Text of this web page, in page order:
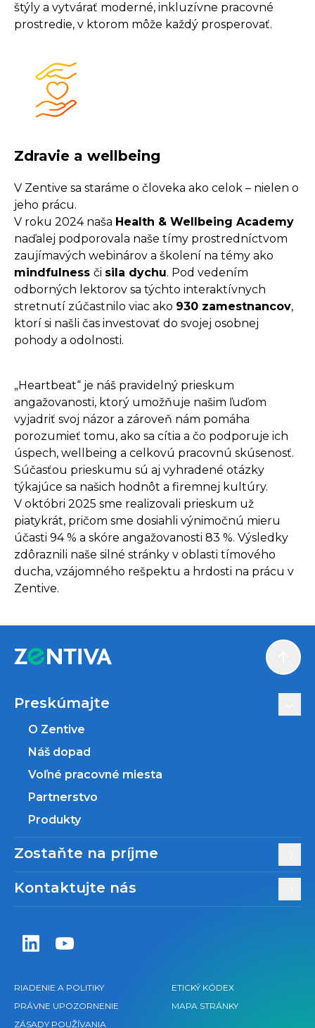
štýly a vytvárať moderné, inkluzívne pracovné
prostredie, v ktorom môže každý prosperovať.
Zdravie a wellbeing
V Zentive sa staráme o človeka ako celok – nielen o
jeho prácu.
V roku 2024 naša Health & Wellbeing Academy
naďalej podporovala naše tímy prostredníctvom
zaujímavých webinárov a školení na témy ako
mindfulness či sila dychu. Pod vedením
odborných lektorov sa týchto interaktívnych
stretnutí zúčastnilo viac ako 930 zamestnancov,
ktorí si našli čas investovať do svojej osobnej
pohody a odolnosti.
„Heartbeat“ je náš pravidelný prieskum
angažovanosti, ktorý umožňuje našim ľuďom
vyjadriť svoj názor a zároveň nám pomáha
porozumieť tomu, ako sa cítia a čo podporuje ich
úspech, wellbeing a celkovú pracovnú skúsenosť.
Súčasťou prieskumu sú aj vyhradené otázky
týkajúce sa našich hodnôt a firemnej kultúry.
V októbri 2025 sme realizovali prieskum už
piatykrát, pričom sme dosiahli výnimočnú mieru
účasti 94 % a skóre angažovanosti 83 %. Výsledky
zdôraznili naše silné stránky v oblasti tímového
ducha, vzájomného rešpektu a hrdosti na prácu v
Zentive.
Zentiva LinkedIn
Zentiva YouTube
Preskúmajte
O Zentive
Náš dopad
Voľné pracovné miesta
Partnerstvo
Produkty
Zostaňte na príjme
Kontaktujte nás
RIADENIE A POLITIKY
PRÁVNE UPOZORNENIE
ZÁSADY POUŽÍVANIA
ETICKÝ KÓDEX
MAPA STRÁNKY